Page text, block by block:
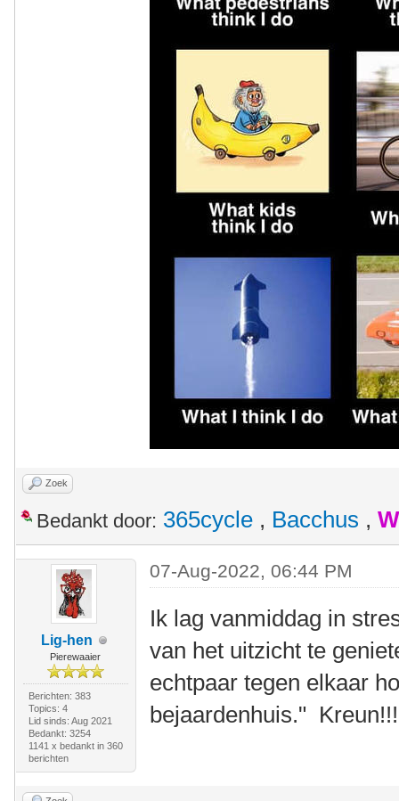
Zoek
Bedankt door: 365cycle , Bacchus ,
Lig-hen
Pierewaaier
Berichten: 383
Topics: 4
Lid sinds: Aug 2021
Bedankt: 3254
1141 x bedankt in 360
berichten
07-Aug-2022, 06:44 PM
Ik lag vanmiddag in
van het uitzicht te
echtpaar tegen elkaar
bejaardenhuis."